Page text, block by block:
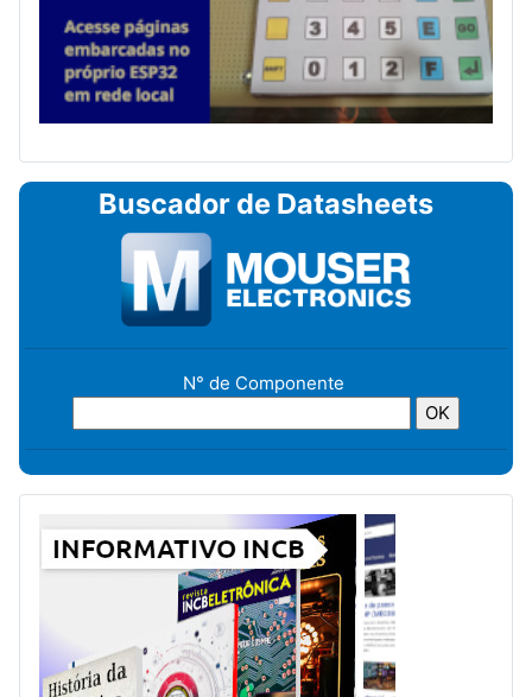
Buscador de Datasheets
N° de Componente